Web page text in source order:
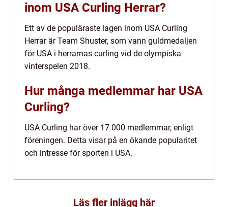
inom USA Curling Herrar?
Ett av de populäraste lagen inom USA Curling
Herrar är Team Shuster, som vann guldmedaljen
för USA i herrarnas curling vid de olympiska
vinterspelen 2018.
Hur många medlemmar har USA
Curling?
USA Curling har över 17 000 medlemmar, enligt
föreningen. Detta visar på en ökande popularitet
och intresse för sporten i USA.
Läs fler inlägg här